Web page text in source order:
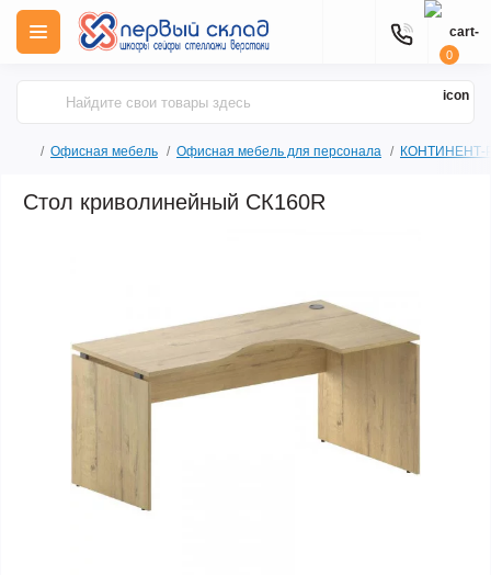
0
Офисная мебель Офисная мебель для персонала КОНТИНЕНТ-
Стол криволинейный СК160R